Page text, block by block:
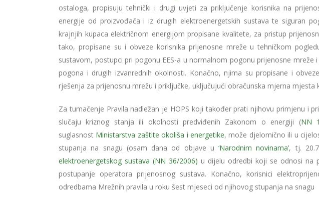
ostaloga, propisuju tehnički i drugi uvjeti za priključenje korisnika na
energije od proizvođača i iz drugih elektroenergetskih sustava te siguran
krajnjih kupaca električnom energijom propisane kvalitete, za pristup
tako, propisane su i obveze korisnika prijenosne mreže u tehničkom
sustavom, postupci pri pogonu EES-a u normalnom pogonu prijenosne mreže
pogona i drugih izvanrednih okolnosti. Konačno, njima su propisane i
rješenja za prijenosnu mrežu i priključke, uključujući obračunska mjerna mjesta
Za tumačenje Pravila nadležan je HOPS koji također prati njihovu primjenu i
slučaju kriznog stanja ili okolnosti predviđenih Zakonom o energiji (NN
suglasnost Ministarstva zaštite okoliša i energetike, može djelomično ili u
stupanja na snagu (osam dana od objave u ‘Narodnim novinama’, tj.
elektroenergetskog sustava (NN 36/2006) u dijelu odredbi koji se odnosi na
postupanje operatora prijenosnog sustava. Konačno, korisnici
odredbama Mrežnih pravila u roku šest mjeseci od njihovog stupanja na snagu